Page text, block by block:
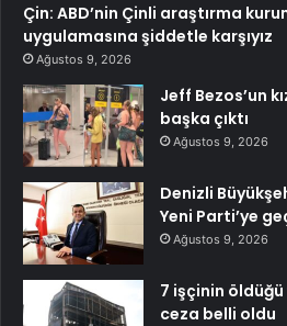
Çin: ABD’nin Çinli araştırma
uygulamasına şiddetle karşıyız
Ağustos 9, 2026
Jeff Bezos’un
başka çıktı
Ağustos 9, 2026
Denizli
Yeni Parti’ye
Ağustos 9, 2026
7 işçinin
ceza belli oldu